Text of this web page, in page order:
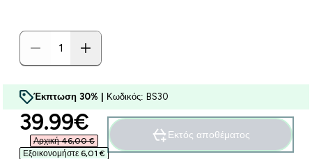
Έκπτωση 30% | Κωδικός: BS30
discounted price
39.99€‎
Αρχική 46,00 €‎
Εξοικονομήστε 6,01 €‎
Εκτός αποθέματος